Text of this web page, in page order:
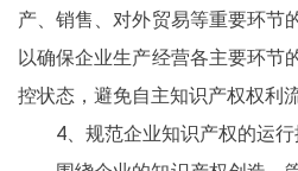
产、销售、对外贸易等重要环节
以确保企业生产经营各主要环节
控状态，避免自主知识产权权利
4、规范企业知识产权的运行